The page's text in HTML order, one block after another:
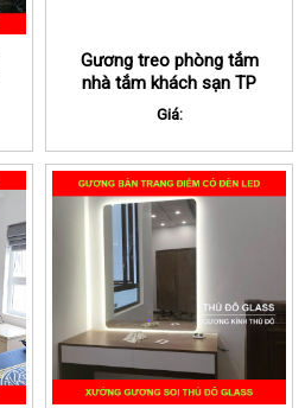
Gương treo phòng tắm
nhà tắm khách sạn TP
Vinh Nghệ An
Giá: